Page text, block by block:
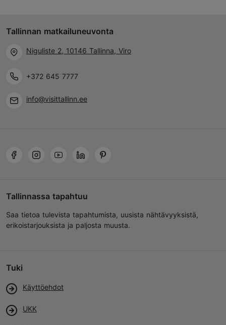
Tallinnan matkailuneuvonta
Niguliste 2, 10146 Tallinna, Viro
+372 645 7777
info@visittallinn.ee
Tallinnassa tapahtuu
Saa tietoa tulevista tapahtumista, uusista nähtävyyksistä,
erikoistarjouksista ja paljosta muusta.
Tuki
Käyttöehdot
UKK